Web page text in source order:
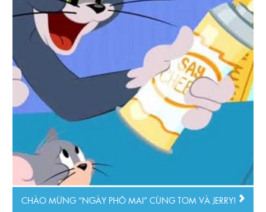
CHÀO MỪNG “NGÀY PHÔ MAI” CÙNG TOM VÀ JERRY!